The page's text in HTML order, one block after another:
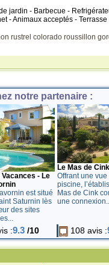
jardin - Barbecue -
- Animaux acceptés - Terrasse
rustrel colorado roussillon
notre partenaire :
- Le
est situé
Saturnin lès
des sites
Le Mas de Cink
Offrant une vue
piscine,
Mas de Cink
une connexion...
:9.3 /10 108 avis :